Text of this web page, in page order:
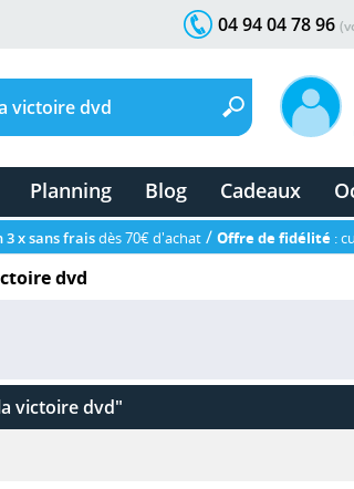
04 94 04 78 96
Planning Blog Cadeaux
3 x sans fraisdès 70€ d'achat / Offre de fidélité :
dvd
victoire dvd"